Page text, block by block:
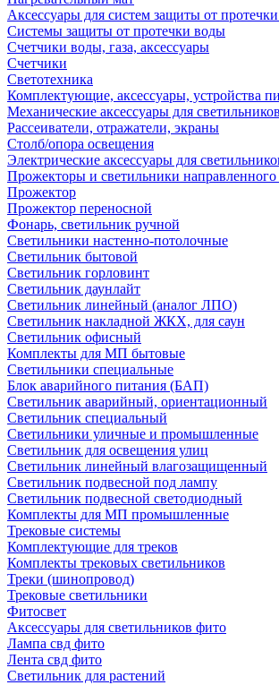
Аксессуары для систем защиты от
Системы защиты от протечки воды
Счетчики воды, газа, аксессуары
Счетчики
Светотехника
Комплектующие, аксессуары, устройства
Механические аксессуары для светильников
Рассеиватели, отражатели, экраны
Столб/опора освещения
Электрические аксессуары для
Прожекторы и светильники направленного
Прожектор
Прожектор переносной
Фонарь, светильник ручной
Светильники настенно-потолочные
Светильник бытовой
Светильник горловинт
Светильник даунлайт
Светильник линейный (аналог ЛПО)
Светильник накладной ЖКХ, для саун
Светильник офисный
Комплекты для МП бытовые
Светильники специальные
Блок аварийного питания (БАП)
Светильник аварийный, ориентационный
Светильник специальный
Светильники уличные и промышленные
Светильник для освещения улиц
Светильник линейный влагозащищенный
Светильник подвесной под лампу
Светильник подвесной светодиодный
Комплекты для МП промышленные
Трековые системы
Комплектующие для треков
Комплекты трековых светильников
Треки (шинопровод)
Трековые светильники
Фитосвет
Аксессуары для светильников фито
Лампа свд фито
Лента свд фито
Светильник для растений